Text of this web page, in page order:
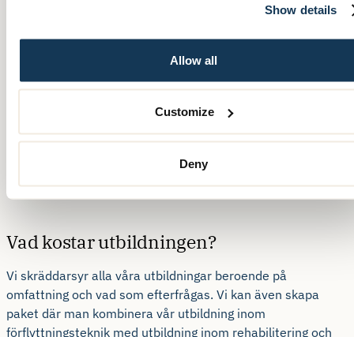
Show details
Allow all
Customize
Deny
Attendo-personalen som håller i utbildningarna är både
utbildade och arbetar i våra vårdverksamheter. Vilket gör
scenarier man kan ställas inför. Vi har även format vår
utbildning så att den ska vara informativ, rolig och lätt att ta
Vad kostar utbildningen?
Vi skräddarsyr alla våra utbildningar beroende på
omfattning och vad som efterfrågas. Vi kan även skapa
paket där man kombinera vår utbildning inom
förflyttningsteknik med utbildning inom rehabilitering och